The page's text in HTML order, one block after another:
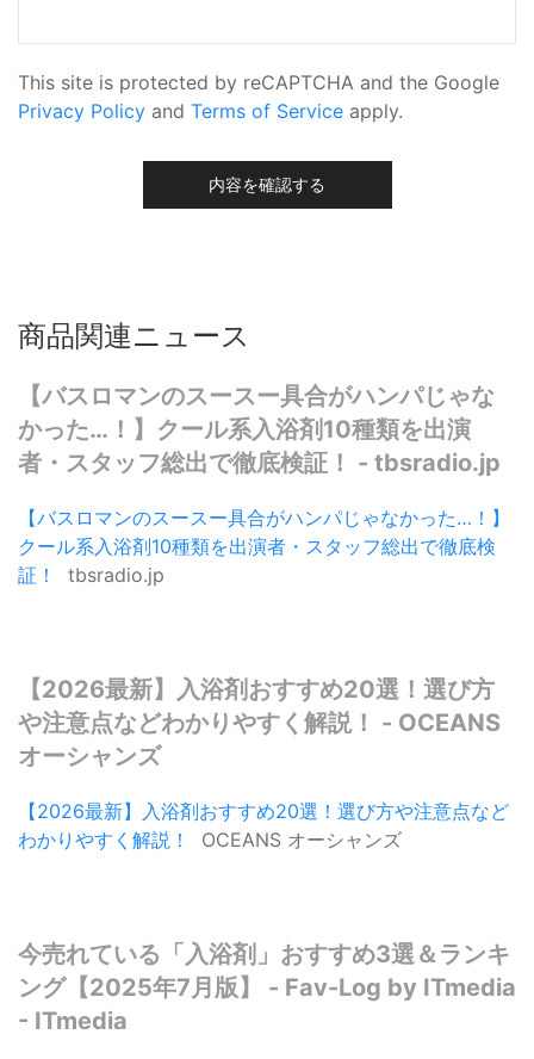
This site is protected by reCAPTCHA and the Google
Privacy Policy and Terms of Service apply.
内容を確認する
商品関連ニュース
【バスロマンのスースー具合がハンパじゃな
かった…！】クール系入浴剤10種類を出演
者・スタッフ総出で徹底検証！ - tbsradio.jp
【バスロマンのスースー具合がハンパじゃなかった…！】
クール系入浴剤10種類を出演者・スタッフ総出で徹底検
証！
tbsradio.jp
【2026最新】入浴剤おすすめ20選！選び方
や注意点などわかりやすく解説！ - OCEANS
オーシャンズ
【2026最新】入浴剤おすすめ20選！選び方や注意点など
わかりやすく解説！
OCEANS オーシャンズ
今売れている「入浴剤」おすすめ3選＆ランキ
ング【2025年7月版】 - Fav-Log by ITmedia
- ITmedia